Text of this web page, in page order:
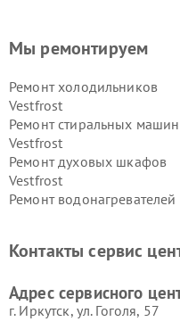
Мы ремонтируем
Ремонт холодильников
Vestfrost
Ремонт стиральных машин
Vestfrost
Ремонт духовых шкафов
Vestfrost
Ремонт водонагревателей
Vestfrost
Контакты сервис
Адрес сервисного
г. Иркутск, ул. ​Гоголя, 57